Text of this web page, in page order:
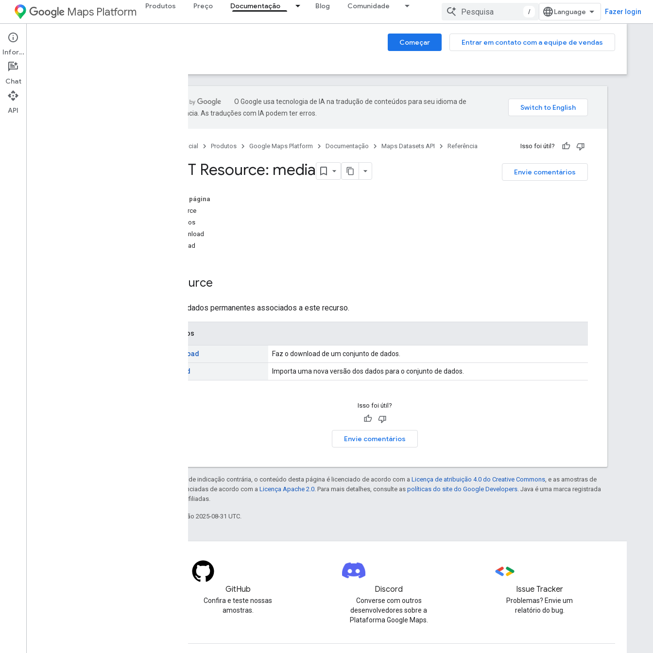
Maps Platform Produtos Preço Documentação Blog Comunidade
/ Fazer login
Maps Datasets API Começar
Entrar em contato com a equipe de vendas
Guias
O Google usa tecnologia de IA na tradução de conteúdos para seu idioma de
preferência. As traduções com IA podem ter erros.
Página inicial Produtos Google Maps Platform Documentação Maps Datasets API Referência Isso foi útil?
Envie comentários
REST Resource: media
Nesta página
Resource
Métodos
download
upload
Resource
Não há dados permanentes associados a este recurso.
Métodos
download Faz o download de um conjunto de dados.
upload Importa uma nova versão dos dados para o conjunto de dados.
Isso foi útil?
Envie comentários
Exceto em caso de indicação contrária, o conteúdo desta página é licenciado de acordo com a Licença de atribuição 4.0 do Creative Commons , e as amostras de
código são licenciadas de acordo com a Licença Apache 2.0 . Para mais detalhes, consulte as políticas do site do Google Developers . Java é uma marca registrada
da Oracle e/ou afiliadas.
Última atualização 2025-08-31 UTC.
GitHub
Confira e teste nossas
amostras.
Discord
Converse com outros
desenvolvedores sobre a
Plataforma Google Maps.
Issue Tracker
Problemas? Envie um
relatório do bug.
Informações
Chat
API